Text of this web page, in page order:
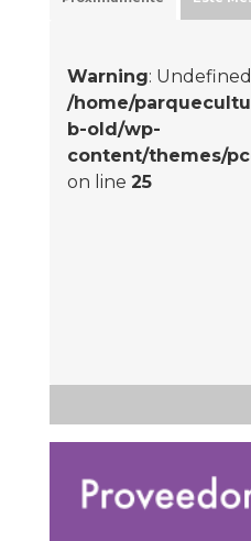
Warning:
/home/
b-old/wp-
content/themes/
on line 25